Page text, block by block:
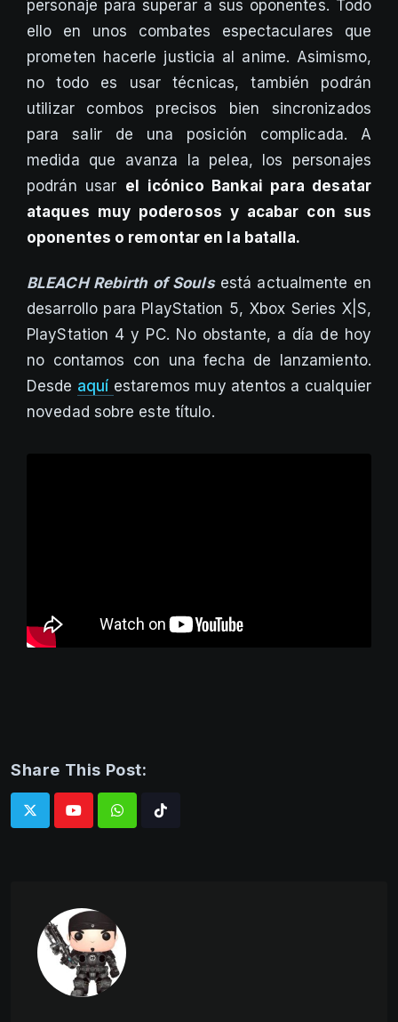
personaje para superar a sus oponentes. Todo
ello en unos combates espectaculares que
prometen hacerle justicia al anime. Asimismo,
no todo es usar técnicas, también podrán
utilizar combos precisos bien sincronizados
para salir de una posición complicada. A
medida que avanza la pelea, los personajes
podrán usar el icónico Bankai para desatar
ataques muy poderosos y acabar con sus
oponentes o remontar en la batalla.
BLEACH Rebirth of Soulsestá actualmente en
desarrollo para PlayStation 5, Xbox Series X|S,
PlayStation 4 y PC. No obstante, a día de hoy
no contamos con una fecha de lanzamiento.
Desde aquí estaremos muy atentos a cualquier
novedad sobre este título.
Share This Post:
WhatsappTiktok